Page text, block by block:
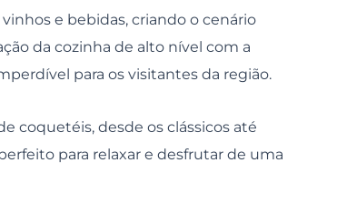
e bebidas, criando o cenário
da cozinha de alto nível com a
para os visitantes da região.
coquetéis, desde os clássicos até
para relaxar e desfrutar de uma